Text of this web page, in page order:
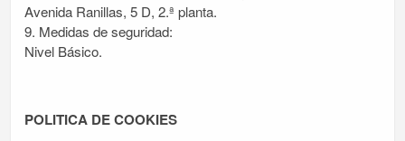
Avenida Ranillas, 5 D, 2.ª planta.
9. Medidas de seguridad:
Nivel Básico.
POLITICA DE COOKIES